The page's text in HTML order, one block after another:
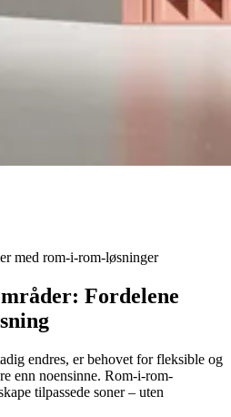
med rom-i-rom-løsninger
Fordelene
endres, er behovet for fleksible og
enn noensinne. Rom-i-rom-
tilpassede soner – uten